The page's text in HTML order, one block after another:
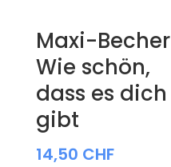
Maxi-Becher
Wie schön,
dass es dich
gibt
14,50 CHF